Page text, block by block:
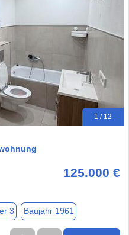
1 / 12
125.000 €
3 Baujahr 1961